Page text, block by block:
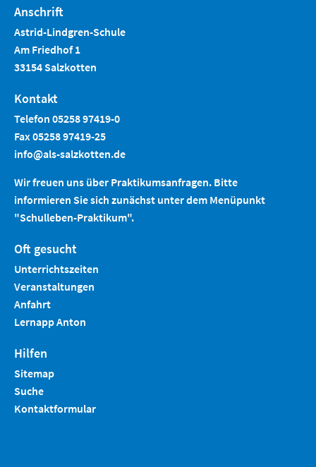
Anschrift
Astrid-Lindgren-Schule
Am Friedhof 1
33154 Salzkotten
Kontakt
Telefon 05258 97419-0
Fax 05258 97419-25
info@als-salzkotten.de
Wir freuen uns über Praktikumsanfragen. Bitte
informieren Sie sich zunächst unter dem Menüpunkt
"Schulleben-Praktikum".
Oft gesucht
Unterrichtszeiten
Veranstaltungen
Anfahrt
Lernapp Anton
Hilfen
Sitemap
Suche
Kontaktformular